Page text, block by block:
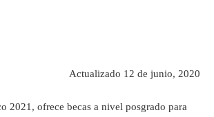
Actualizado 12 de junio, 2020
2021, ofrece becas a nivel posgrado para